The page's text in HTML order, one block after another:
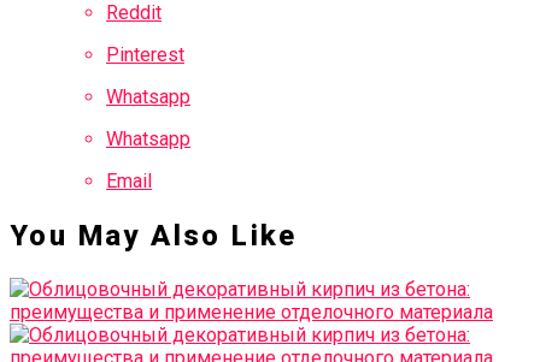
Reddit
Pinterest
Whatsapp
Whatsapp
Email
You May Also Like